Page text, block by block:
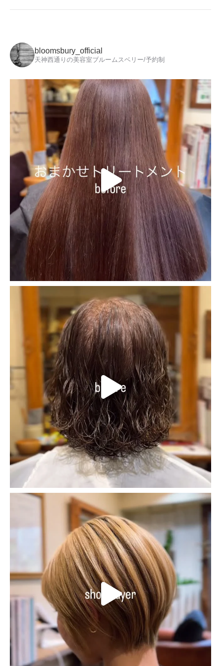
bloomsbury_official
天神西通りの美容室ブルームスベリー/予約制